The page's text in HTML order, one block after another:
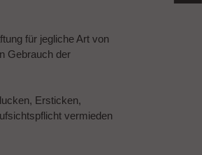
für jegliche Art von
Gebrauch der
Ersticken,
vermieden